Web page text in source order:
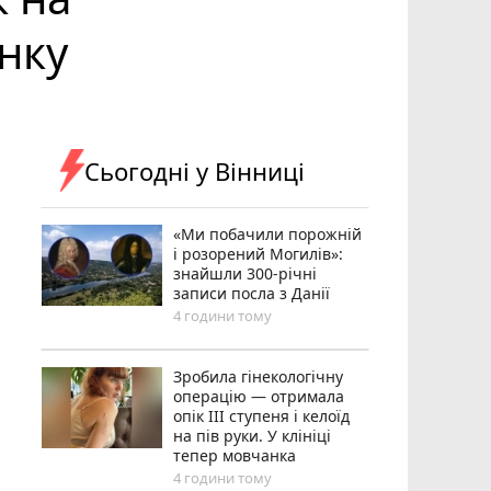
Сьогодні у Вінниці
«Ми побачили порожній
і розорений Могилів»:
знайшли 300-річні
записи посла з Данії
4 години тому
Зробила гінекологічну
операцію — отримала
опік ІІІ ступеня і келоїд
на пів руки. У клініці
тепер мовчанка
4 години тому